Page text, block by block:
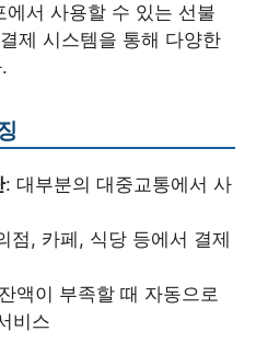
서 사용할 수 있는 선불
제 시스템을 통해 다양한
: 대부분의 대중교통에서 사
점, 카페, 식당 등에서 결제
액이 부족할 때 자동으로
비스